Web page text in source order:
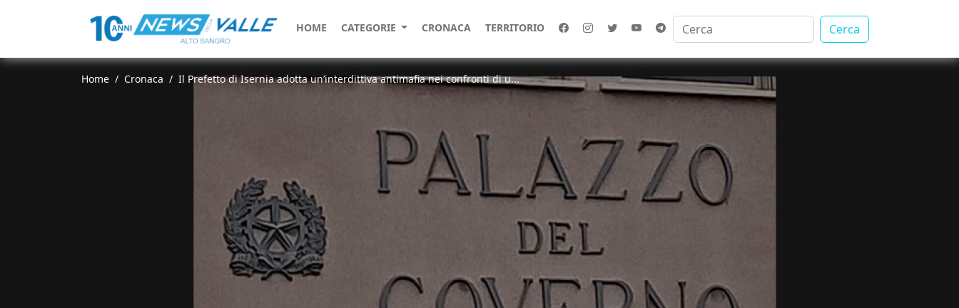
HOME CATEGORIE CRONACA TERRITORIO Cerca
Home Cronaca Il Prefetto di Isernia adotta un’interdittiva antimafia nei confronti di u...